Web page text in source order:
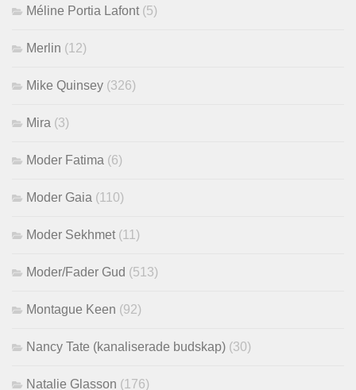
Méline Portia Lafont (5)
Merlin (12)
Mike Quinsey (326)
Mira (3)
Moder Fatima (6)
Moder Gaia (110)
Moder Sekhmet (11)
Moder/Fader Gud (513)
Montague Keen (92)
Nancy Tate (kanaliserade budskap) (30)
Natalie Glasson (176)